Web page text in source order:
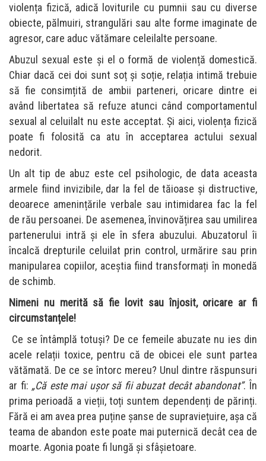
violența fizică, adică loviturile cu pumnii sau cu diverse
obiecte, pălmuiri, strangulări sau alte forme imaginate de
agresor, care aduc vătămare celeilalte persoane.
Abuzul sexual este și el o formă de violență domestică.
Chiar dacă cei doi sunt soț şi soție, relația intimă trebuie
să fie consimțită de ambii parteneri, oricare dintre ei
având libertatea să refuze atunci când comportamentul
sexual al celuilalt nu este acceptat. Și aici, violența fizică
poate fi folosită ca atu în acceptarea actului sexual
nedorit.
Un alt tip de abuz este cel psihologic, de data aceasta
armele fiind invizibile, dar la fel de tăioase și distructive,
deoarece amenințările verbale sau intimidarea fac la fel
de rău persoanei. De asemenea, învinovățirea sau umilirea
partenerului intră și ele în sfera abuzului. Abuzatorul îi
încalcă drepturile celuilat prin control, urmărire sau prin
manipularea copiilor, aceștia fiind transformați în monedă
de schimb.
Nimeni nu merită să fie lovit sau înjosit, oricare ar fi
circumstanțele!
Ce se întâmplă totuși? De ce femeile abuzate nu ies din
acele relații toxice, pentru că de obicei ele sunt partea
vătămată. De ce se întorc mereu? Unul dintre răspunsuri
ar fi: „Că este mai ușor să fii abuzat decât abandonat”. În
prima perioadă a vieții, toți suntem dependenți de părinți.
Fără ei am avea prea puține șanse de supraviețuire, așa că
teama de abandon este poate mai puternică decât cea de
moarte. Agonia poate fi lungă și sfâșietoare.